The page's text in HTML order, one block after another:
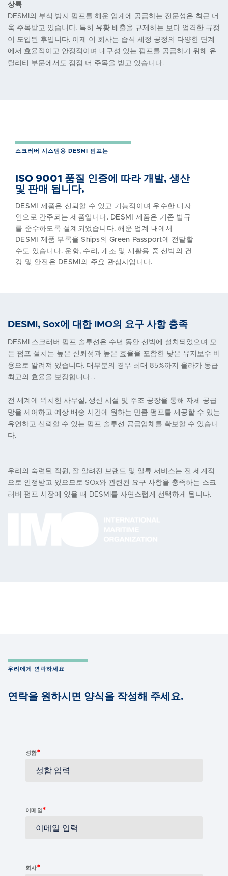
상륙
DESMI의 부식 방지 펌프를 해운 업계에 공급하는 전문성은 최근 더
욱 주목받고 있습니다. 특히 유황 배출을 규제하는 보다 엄격한 규정
이 도입된 후입니다. 이제 이 회사는 습식 세정 공정의 다양한 단계
에서 효율적이고 안정적이며 내구성 있는 펌프를 공급하기 위해 유
틸리티 부문에서도 점점 더 주목을 받고 있습니다.
스크러버 시스템용 DESMI 펌프는
ISO 9001 품질 인증에 따라 개발, 생산
및 판매 됩니다.
DESMI 제품은 신뢰할 수 있고 기능적이며 우수한 디자
인으로 간주되는 제품입니다. DESMI 제품은 기존 법규
를 준수하도록 설계되었습니다. 해운 업계 내에서
DESMI 제품 부록을 Ships의 Green Passport에 전달할
수도 있습니다. 운항, 수리, 개조 및 재활용 중 선박의 건
강 및 안전은 DESMI의 주요 관심사입니다.
DESMI, Sox에 대한 IMO의 요구 사항 충족
DESMI 스크러버 펌프 솔루션은 수년 동안 선박에 설치되었으며 모
든 펌프 설치는 높은 신뢰성과 높은 효율을 포함한 낮은 유지보수 비
용으로 알려져 있습니다. 대부분의 경우 최대 85%까지 올라가 동급
최고의 효율을 보장합니다. .
전 세계에 위치한 사무실, 생산 시설 및 주조 공장을 통해 자체 공급
망을 제어하고 예상 배송 시간에 원하는 만큼 펌프를 제공할 수 있는
유연하고 신뢰할 수 있는 펌프 솔루션 공급업체를 확보할 수 있습니
다.
우리의 숙련된 직원, 잘 알려진 브랜드 및 일류 서비스는 전 세계적
으로 인정받고 있으므로 SOx와 관련된 요구 사항을 충족하는 스크
러버 펌프 시장에 있을 때 DESMI를 자연스럽게 선택하게 됩니다.
우리에게 연락하세요
연락을 원하시면 양식을 작성해 주세요.
성함*
이메일*
회사*